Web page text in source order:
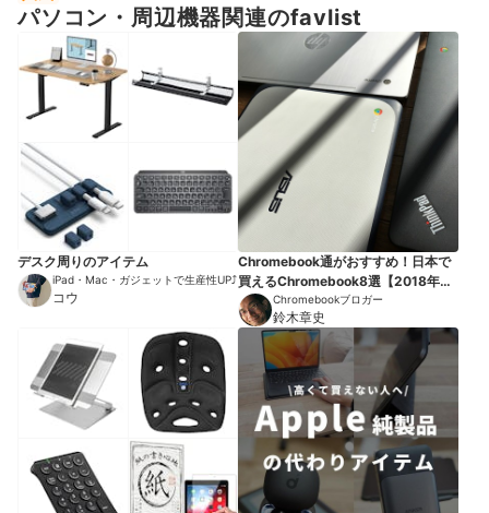
パソコン・周辺機器関連のfavlist
デスク周りのアイテム
iPad・Mac・ガジェットで生産性UP⤴︎
コウ
Chromebook通がおすすめ！日本で
買えるChromebook8選【2018年
版】
Chromebookブロガー
鈴木章史